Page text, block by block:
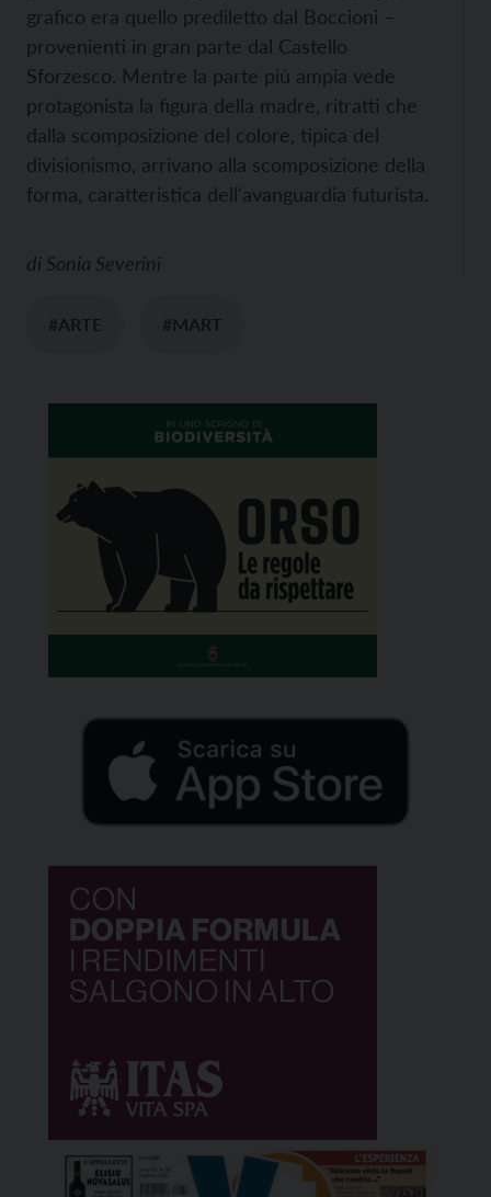
grafico era quello prediletto dal Boccioni –
provenienti in gran parte dal Castello
Sforzesco. Mentre la parte più ampia vede
protagonista la figura della madre, ritratti che
dalla scomposizione del colore, tipica del
divisionismo, arrivano alla scomposizione della
forma, caratteristica dell'avanguardia futurista.
di Sonia Severini
#ARTE #MART